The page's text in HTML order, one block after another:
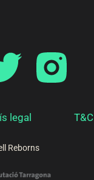
legal T&C
Reborns